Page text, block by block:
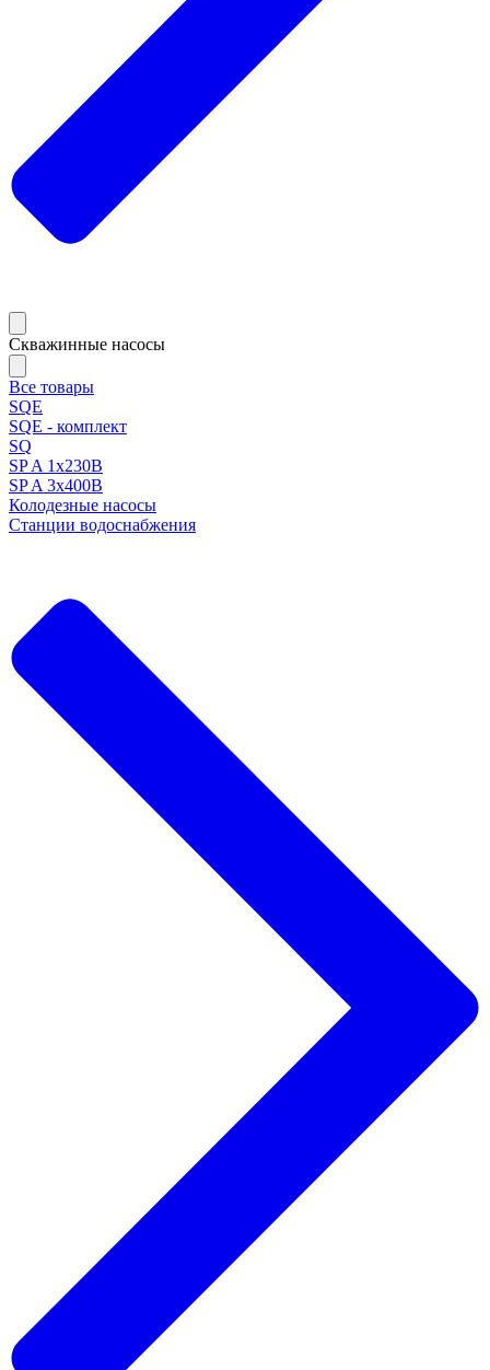
Скважинные насосы
Все товары
SQE
SQE - комплект
SQ
SP A 1x230В
SP A 3x400В
Колодезные насосы
Станции водоснабжения